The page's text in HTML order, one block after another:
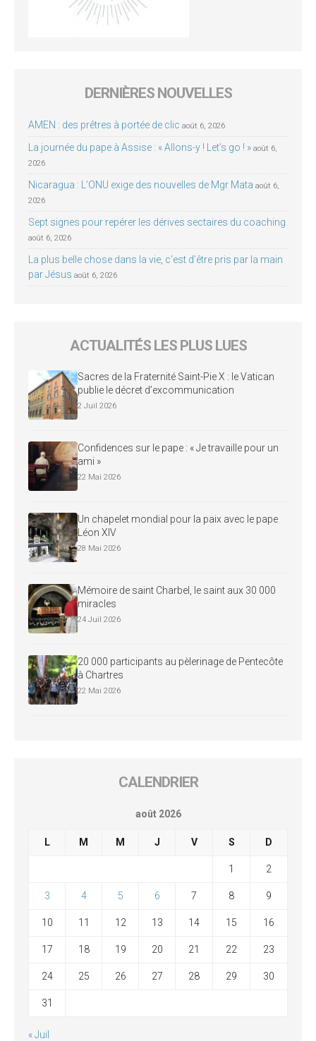
DERNIÈRES NOUVELLES
AMEN : des prêtres à portée de clic août 6, 2026
La journée du pape à Assise : « Allons-y ! Let’s go ! » août 6,
2026
Nicaragua : L’ONU exige des nouvelles de Mgr Mata août 6,
2026
Sept signes pour repérer les dérives sectaires du coaching
août 6, 2026
La plus belle chose dans la vie, c’est d’être pris par la main
par Jésus août 6, 2026
ACTUALITÉS LES PLUS LUES
Sacres de la Fraternité Saint-Pie X : le Vatican
publie le décret d’excommunication
2 Juil 2026
Confidences sur le pape : « Je travaille pour un
ami »
22 Mai 2026
Un chapelet mondial pour la paix avec le pape
Léon XIV
28 Mai 2026
Mémoire de saint Charbel, le saint aux 30 000
miracles
24 Juil 2026
20 000 participants au pèlerinage de Pentecôte
à Chartres
22 Mai 2026
CALENDRIER
août 2026
L M M J V S D
1 2
3 4 5 6 7 8 9
10 11 12 13 14 15 16
17 18 19 20 21 22 23
24 25 26 27 28 29 30
31
« Juil